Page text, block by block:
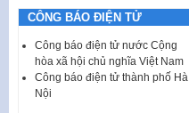
CÔNG BÁO ĐIỆN TỬ
Công báo điện tử nước Cộng
hòa xã hội chủ nghĩa Việt Nam
Công báo điện tử thành phố Hà
Nội